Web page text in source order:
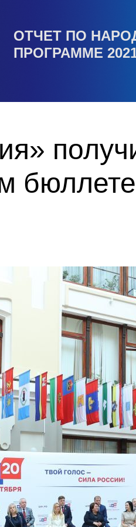
ОТЧЕТ ПО
ПРОГРАММЕ